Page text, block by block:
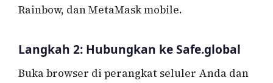
Rainbow, dan MetaMask mobile.
Langkah 2: Hubungkan ke Safe.global
Buka browser di perangkat seluler Anda dan